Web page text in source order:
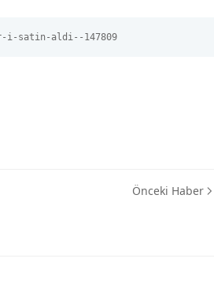
i-satin-aldi--147809
Önceki Haber